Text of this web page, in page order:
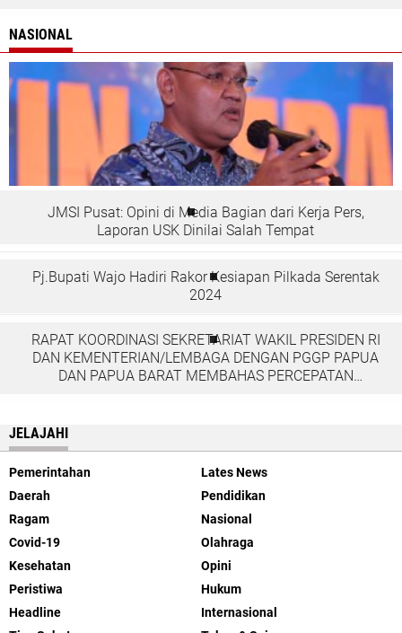
NASIONAL
JMSI Pusat: Opini di Media Bagian dari Kerja Pers,
Laporan USK Dinilai Salah Tempat
Pj.Bupati Wajo Hadiri Rakor Kesiapan Pilkada Serentak
2024
RAPAT KOORDINASI SEKRETARIAT WAKIL PRESIDEN RI
DAN KEMENTERIAN/LEMBAGA DENGAN PGGP PAPUA
DAN PAPUA BARAT MEMBAHAS PERCEPATAN
JELAJAHI
Pemerintahan
Lates News
Daerah
Pendidikan
Ragam
Nasional
Covid-19
Olahraga
Kesehatan
Opini
Peristiwa
Hukum
Headline
Internasional